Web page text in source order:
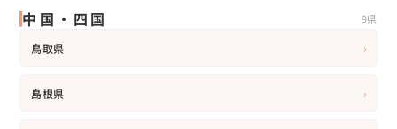
中国・四国 9県
鳥取県 ›
島根県 ›